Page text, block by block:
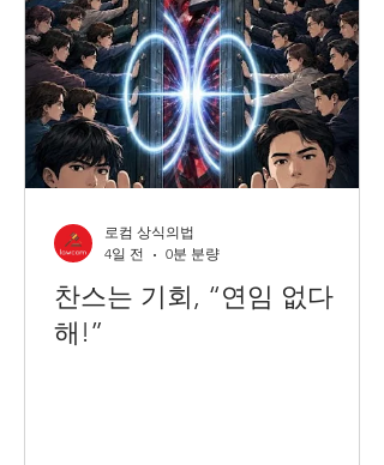
찬스는 기회, “연임 없다
해!”
로컴 상식의법
4일 전
0분 분량